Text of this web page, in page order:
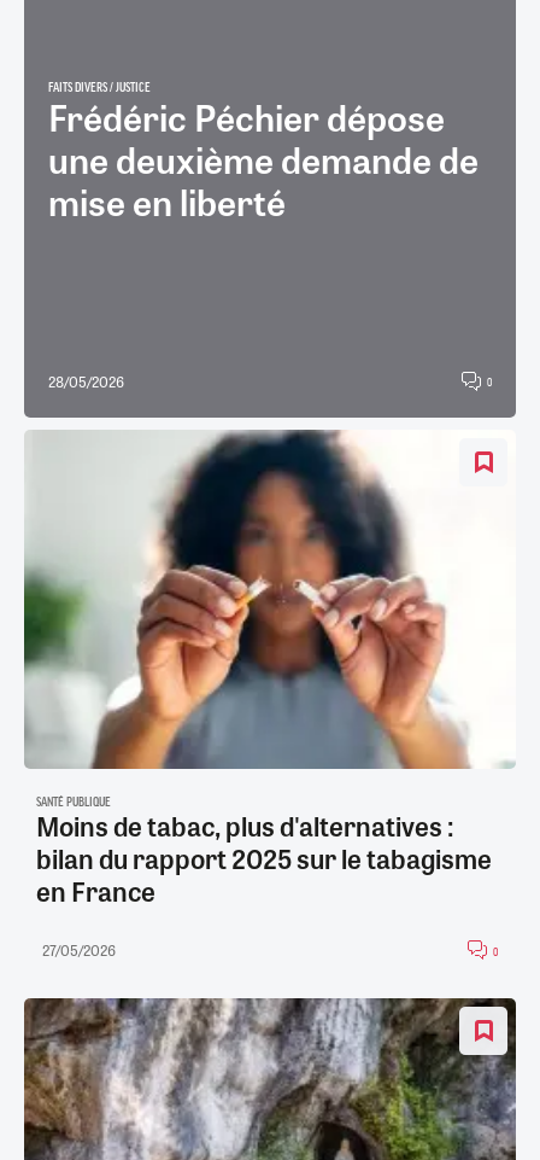
FAITS DIVERS / JUSTICE
Frédéric Péchier dépose
une deuxième demande de
mise en liberté
28/05/2026 0
SANTÉ PUBLIQUE
Moins de tabac, plus d'alternatives :
bilan du rapport 2025 sur le tabagisme
en France
27/05/2026 0